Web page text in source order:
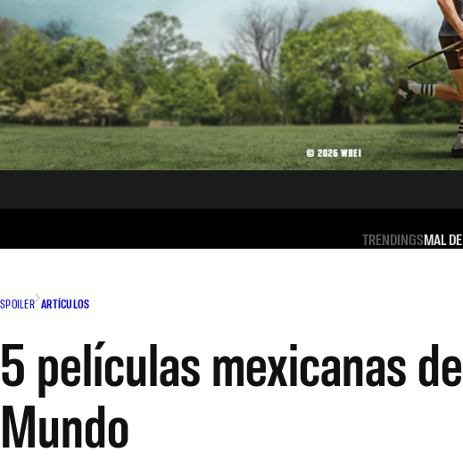
TRENDINGSMAL
SPOILER ARTÍCULOS
5 películas mexicanas
Mundo